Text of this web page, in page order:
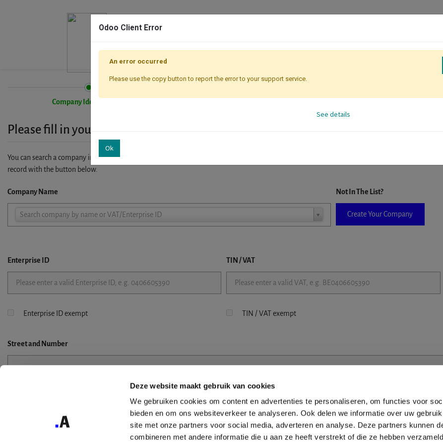
Deze website maakt gebruik van cookies
We gebruiken cookies om content en advertenties te personaliseren, om functies voor
bieden en om ons websiteverkeer te analyseren. Ook delen we informatie over uw
site met onze partners voor social media, adverteren en analyse. Deze partners kunnen
combineren met andere informatie die u aan ze heeft verstrekt of die ze hebben
Company Identification
Please fill in your company details
You can search a company in our database by name, VAT or enterprise ID. When a company is selected it will auto-complete the form. If you
record with the button below.
Company Name
Search company by name or VAT/Enterprise ID
Company
Not In The List?
Create Your Company
Enterprise ID TIN / VAT
Enterprise ID exempt TIN / VAT exempt
Streetand Number
Odoo Client Error
An error occurred
Please use the copy button to report the error to your support service.
See details
Ok